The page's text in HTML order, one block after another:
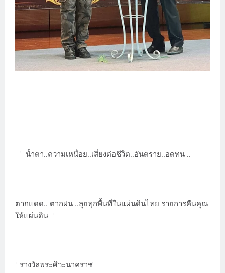
" น้ำตา..ความเหนื่อย..เสี่ยงต่อชีวิต..อันตราย..อดทน ..
ตากแดด.. ตากฝน ..ลุยทุกพื้นที่ในแผ่นดินไทย รายการคืนคุณ
ให้แผ่นดิน "
" รางวัลพระศิวะนาคราช